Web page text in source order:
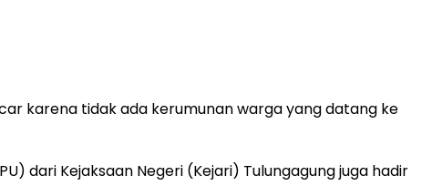
karena tidak ada kerumunan warga yang datang ke
dari Kejaksaan Negeri (Kejari) Tulungagung juga hadir